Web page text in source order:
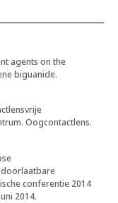
agents on the
biguanide.
Oogcontactlens.
conferentie 2014
2014.